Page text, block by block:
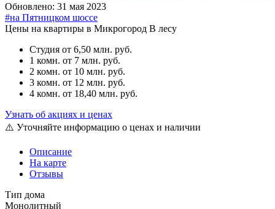
Обновлено: 31 мая 2023
#на Пятницком шоссе
Цены на квартиры в Микрогород В лесу
Студия от 6,50 млн. руб.
1 комн. от 7 млн. руб.
2 комн. от 10 млн. руб.
3 комн. от 12 млн. руб.
4 комн. от 18,40 млн. руб.
Узнать об акциях и ценах
⚠️ Уточняйте информацию о ценах и наличии
Описание
На карте
Отзывы
Тип дома
Монолитный